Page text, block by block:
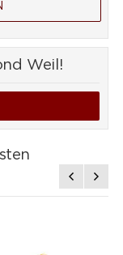
Weil!